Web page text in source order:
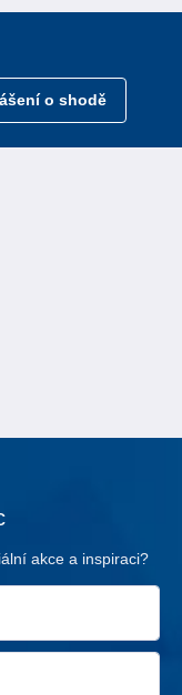
o shodě
akce a inspiraci?